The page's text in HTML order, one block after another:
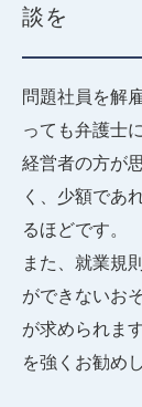
談を
問題社員を解
っても弁護士
経営者の方が
く、少額であ
るほどです。
また、就業規
ができないお
が求められま
を強くお勧め